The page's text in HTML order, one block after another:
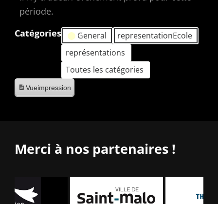
période.
Catégories
General
representationEcole
représentations
Toutes les catégories
Vueimpression
Merci à nos partenaires !